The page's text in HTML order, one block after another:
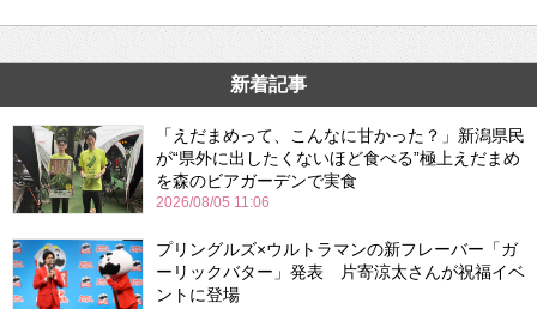
新着記事
「えだまめって、こんなに甘かった？」新潟県民
が“県外に出したくないほど食べる”極上えだまめ
を森のビアガーデンで実食
2026/08/05 11:06
プリングルズ×ウルトラマンの新フレーバー「ガ
ーリックバター」発表 片寄涼太さんが祝福イベ
ントに登場